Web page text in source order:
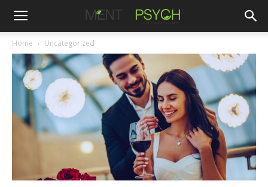
Home Uncategorized